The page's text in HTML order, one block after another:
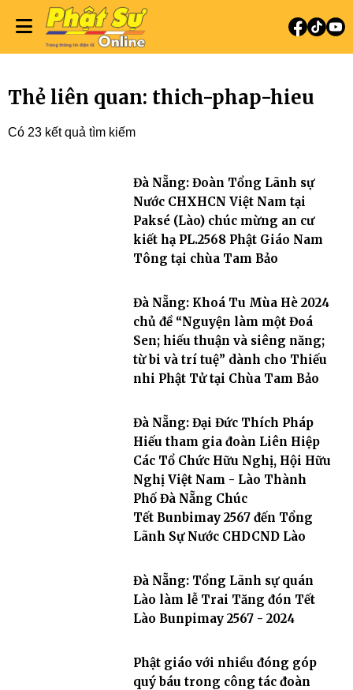
Thẻ liên quan: thich-phap-hieu
Có 23 kết quả tìm kiếm
Đà Nẵng: Đoàn Tổng Lãnh sự
Nước CHXHCN Việt Nam tại
Paksé (Lào) chúc mừng an cư
kiết hạ PL.2568 Phật Giáo Nam
Tông tại chùa Tam Bảo
Đà Nẵng: Khoá Tu Mùa Hè 2024
chủ đề “Nguyện làm một Đoá
Sen; hiếu thuận và siêng năng;
từ bi và trí tuệ” dành cho Thiếu
nhi Phật Tử tại Chùa Tam Bảo
Đà Nẵng: Đại Đức Thích Pháp
Hiếu tham gia đoàn Liên Hiệp
Các Tổ Chức Hữu Nghị, Hội Hữu
Nghị Việt Nam - Lào Thành
Phố Đà Nẵng Chúc
Tết Bunbimay 2567 đến Tổng
Lãnh Sự Nước CHDCND Lào
Đà Nẵng: Tổng Lãnh sự quán
Lào làm lễ Trai Tăng đón Tết
Lào Bunpimay 2567 - 2024
Phật giáo với nhiều đóng góp
quý báu trong công tác đoàn